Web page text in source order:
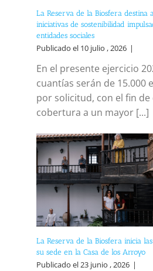
La Reserva de la Biosfera destina
iniciativas de sostenibilidad
entidades sociales
Publicado el 10 julio , 2026 |
En el presente ejercicio
cuantías serán de 15.000
por solicitud, con el fin de
cobertura a un mayor [...]
La Reserva de la Biosfera inicia
su sede en la Casa de los Arroyo
Publicado el 23 junio , 2026 |